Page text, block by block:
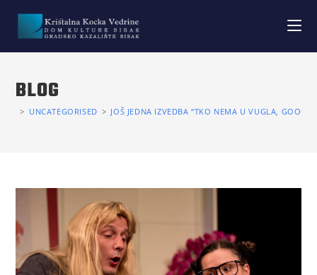
BLOG
> UNCATEGORISED > JOŠ JEDNA IZVEDBA “TKO NEMA U VUGLA,